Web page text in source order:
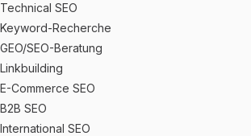
Technical SEO
Keyword-Recherche
GEO/SEO-Beratung
Linkbuilding
E-Commerce SEO
B2B SEO
International SEO